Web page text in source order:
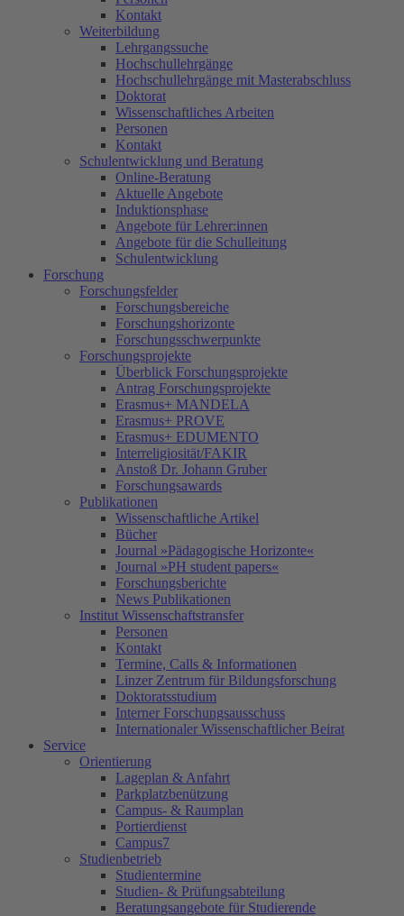
Kontakt
Weiterbildung
Lehrgangssuche
Hochschullehrgänge
Hochschullehrgänge mit Masterabschluss
Doktorat
Wissenschaftliches Arbeiten
Personen
Kontakt
Schulentwicklung und Beratung
Online-Beratung
Aktuelle Angebote
Induktionsphase
Angebote für Lehrer:innen
Angebote für die Schulleitung
Schulentwicklung
Forschung
Forschungsfelder
Forschungsbereiche
Forschungshorizonte
Forschungsschwerpunkte
Forschungsprojekte
Überblick Forschungsprojekte
Antrag Forschungsprojekte
Erasmus+ MANDELA
Erasmus+ PROVE
Erasmus+ EDUMENTO
Interreligiosität/FAKIR
Anstoß Dr. Johann Gruber
Forschungsawards
Publikationen
Wissenschaftliche Artikel
Bücher
Journal »Pädagogische Horizonte«
Journal »PH student papers«
Forschungsberichte
News Publikationen
Institut Wissenschaftstransfer
Personen
Kontakt
Termine, Calls & Informationen
Linzer Zentrum für Bildungsforschung
Doktoratsstudium
Interner Forschungsausschuss
Internationaler Wissenschaftlicher Beirat
Service
Orientierung
Lageplan & Anfahrt
Parkplatzbenützung
Campus- & Raumplan
Portierdienst
Campus7
Studienbetrieb
Studientermine
Studien- & Prüfungsabteilung
Beratungsangebote für Studierende